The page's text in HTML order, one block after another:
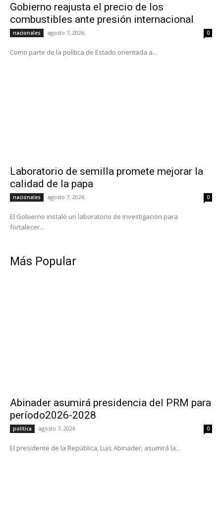
Gobierno reajusta el precio de los
combustibles ante presión internacional
nacionales agosto 7, 2026 0
Como parte de la política de Estado orientada a...
Laboratorio de semilla promete mejorar la
calidad de la papa
nacionales agosto 7, 2026 0
El Gobierno instaló un laboratorio de investigación para
fortalecer...
Más Popular
Abinader asumirá presidencia del PRM para
período2026-2028
política agosto 7, 2026 0
El presidente de la República, Luis Abinader, asumirá la...